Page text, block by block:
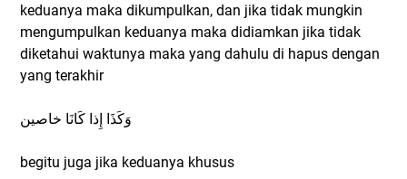
keduanya maka dikumpulkan, dan jika tidak mungkin
mengumpulkan keduanya maka didiamkan jika tidak
diketahui waktunya maka yang dahulu di hapus dengan
yang terakhir
وَكَذَا إِذا كَانَا خاصين
begitu juga jika keduanya khusus